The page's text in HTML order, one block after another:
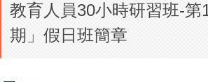
教育人員30小時研習班-第
期」假日班簡章